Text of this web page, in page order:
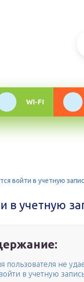
WI-FI
войти в учетную
в учетную
не
в учетную